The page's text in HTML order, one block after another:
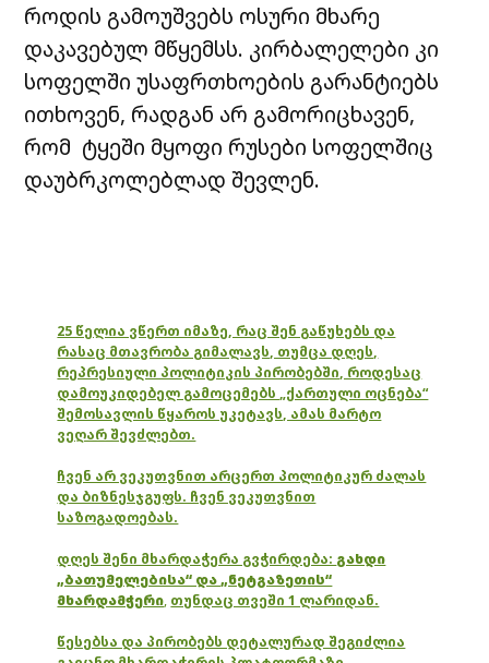
როდის გამოუშვებს ოსური მხარე
დაკავებულ მწყემსს. კირბალელები კი
სოფელში უსაფრთხოების გარანტიებს
ითხოვენ, რადგან არ გამორიცხავენ,
რომ ტყეში მყოფი რუსები სოფელშიც
დაუბრკოლებლად შევლენ.
25 წელია ვწერთ იმაზე, რაც შენ გაწუხებს და
რასაც მთავრობა გიმალავს, თუმცა დღეს,
რეპრესიული პოლიტიკის პირობებში, როდესაც
დამოუკიდებელ გამოცემებს „ქართული ოცნება“
შემოსავლის წყაროს უკეტავს, ამას მარტო
ვეღარ შევძლებთ.
ჩვენ არ ვეკუთვნით არცერთ პოლიტიკურ ძალას
და ბიზნესჯგუფს. ჩვენ ვეკუთვნით
საზოგადოებას.
დღეს შენი მხარდაჭერა გვჭირდება: გახდი
„ბათუმელებისა“ და „ნეტგაზეთის“
მხარდამჭერი, თუნდაც თვეში 1 ლარიდან.
წესებსა და პირობებს დეტალურად შეგიძლია